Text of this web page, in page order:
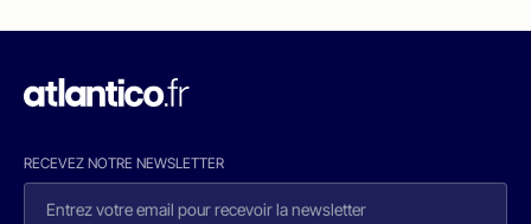
RECEVEZ NOTRE NEWSLETTER